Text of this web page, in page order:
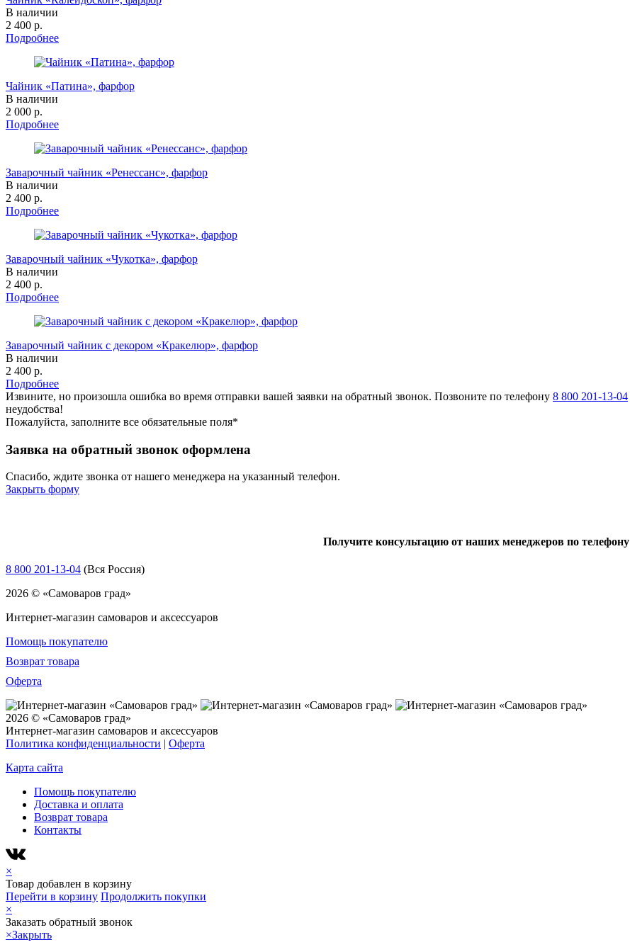
В наличии
2 400 р.
Подробнее
Чайник «Патина», фарфор
В наличии
2 000 р.
Подробнее
Заварочный чайник «Ренессанс», фарфор
В наличии
2 400 р.
Подробнее
Заварочный чайник «Чукотка», фарфор
В наличии
2 400 р.
Подробнее
Заварочный чайник с декором «Кракелюр», фарфор
В наличии
2 400 р.
Подробнее
Извините, но произошла ошибка во время отправки вашей заявки на обратный звонок. Позвоните по телефону 8 800 201-13-04
неудобства!
Пожалуйста, заполните все обязательные поля*
Заявка на обратный звонок оформлена
Спасибо, ждите звонка от нашего менеджера на указанный телефон.
Закрыть форму
Получите консультацию от наших менеджеров по телефону
8 800 201-13-04 (Вся Россия)
2026 © «Самоваров град»
Интернет-магазин самоваров и аксессуаров
Помощь покупателю
Возврат товара
Оферта
2026 © «Самоваров град»
Интернет-магазин самоваров и аксессуаров
Политика конфиденциальности | Оферта
Карта сайта
Помощь покупателю
Доставка и оплата
Возврат товара
Контакты
×
Товар добавлен в корзину
Перейти в корзину Продолжить покупки
×
Заказать обратный звонок
×Закрыть